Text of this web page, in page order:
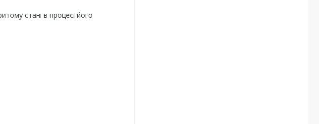
стані в процесі його